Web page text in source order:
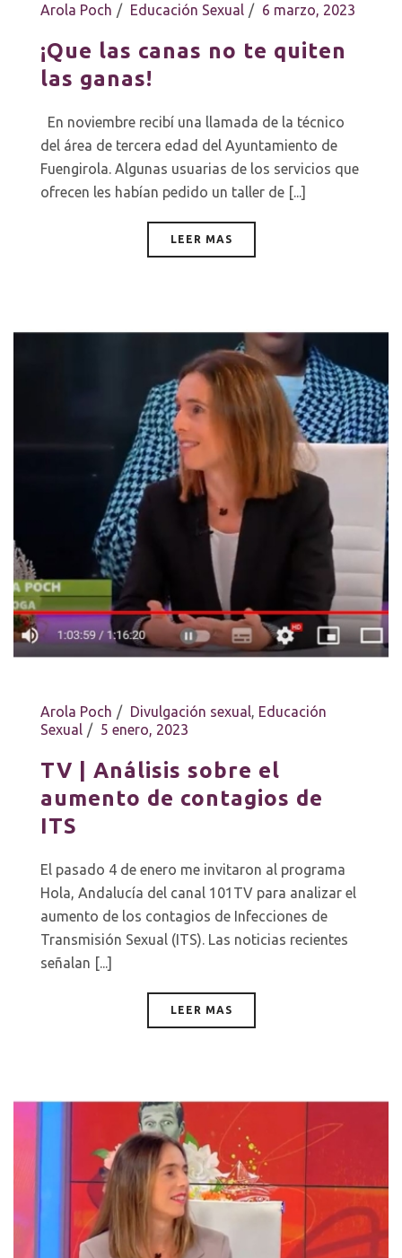
Arola Poch Educación Sexual 6 marzo, 2023
¡Que las canas no te quiten
las ganas!
En noviembre recibí una llamada de la técnico
del área de tercera edad del Ayuntamiento de
Fuengirola. Algunas usuarias de los servicios que
ofrecen les habían pedido un taller de [...]
LEER MAS
Arola Poch Divulgación sexual, Educación
Sexual
5 enero, 2023
TV | Análisis sobre el
aumento de contagios de
ITS
El pasado 4 de enero me invitaron al programa
Hola, Andalucía del canal 101TV para analizar el
aumento de los contagios de Infecciones de
Transmisión Sexual (ITS). Las noticias recientes
señalan [...]
LEER MAS